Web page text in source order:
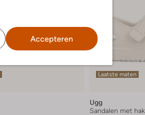
Accepteren
Laatste maten
Ugg
Sandalen met hak